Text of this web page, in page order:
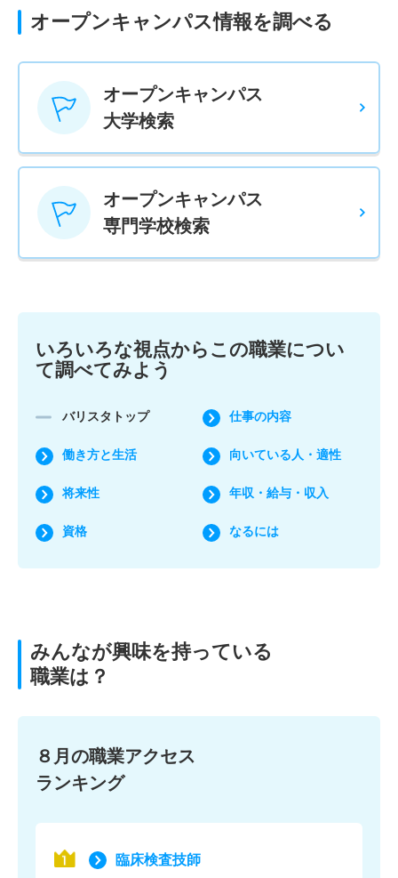
オープンキャンパス情報を調べる
オープンキャンパス
大学検索
オープンキャンパス
専門学校検索
いろいろな視点からこの職業につい
て調べてみよう
バリスタトップ 仕事の内容
働き方と生活 向いている人・適性
将来性 年収・給与・収入
資格 なるには
みんなが興味を持っている
職業は？
８月の職業アクセス
ランキング
臨床検査技師